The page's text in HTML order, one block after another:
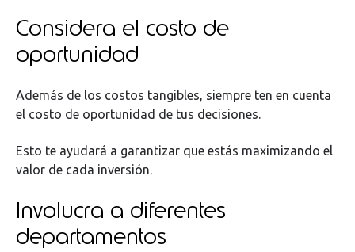
Considera el costo de
oportunidad
Además de los costos tangibles, siempre ten en cuenta
el costo de oportunidad de tus decisiones.
Esto te ayudará a garantizar que estás maximizando el
valor de cada inversión.
Involucra a diferentes
departamentos